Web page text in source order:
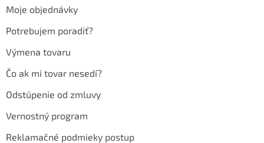
Moje objednávky
Potrebujem poradiť?
Výmena tovaru
Čo ak mi tovar nesedí?
Odstúpenie od zmluvy
Vernostný program
Reklamačné podmieky postup